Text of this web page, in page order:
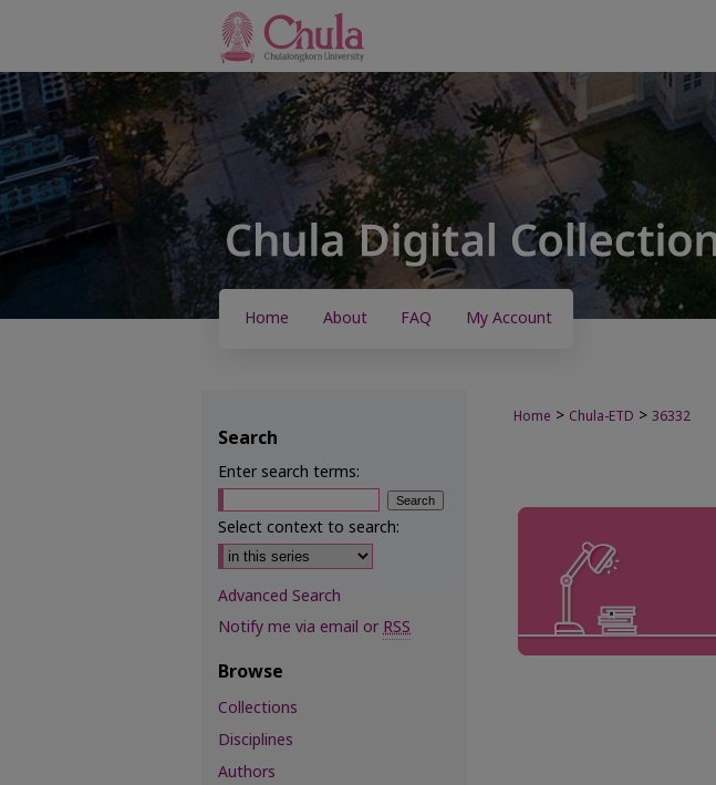
Home About FAQ My Account
Home > Chula-ETD > 36332
Search
Enter search terms:
Select context to search:
Advanced Search
Notify me via email or RSS
Browse
Collections
Disciplines
Authors